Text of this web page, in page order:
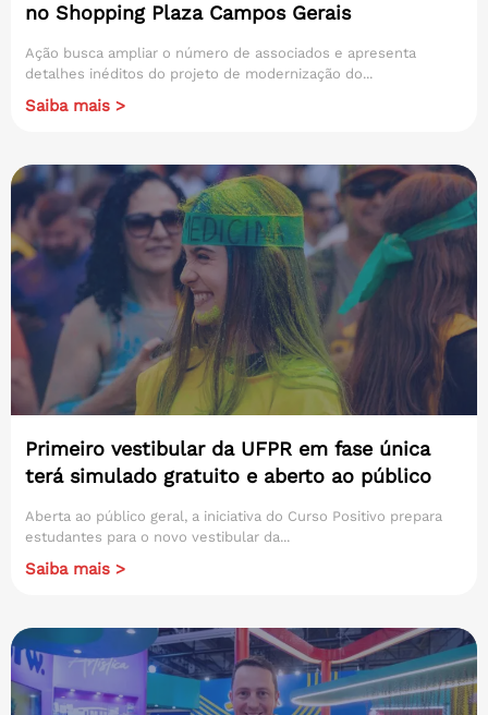
no Shopping Plaza Campos Gerais
Ação busca ampliar o número de associados e apresenta
detalhes inéditos do projeto de modernização do...
Saiba mais >
Primeiro vestibular da UFPR em fase única
terá simulado gratuito e aberto ao público
Aberta ao público geral, a iniciativa do Curso Positivo prepara
estudantes para o novo vestibular da...
Saiba mais >